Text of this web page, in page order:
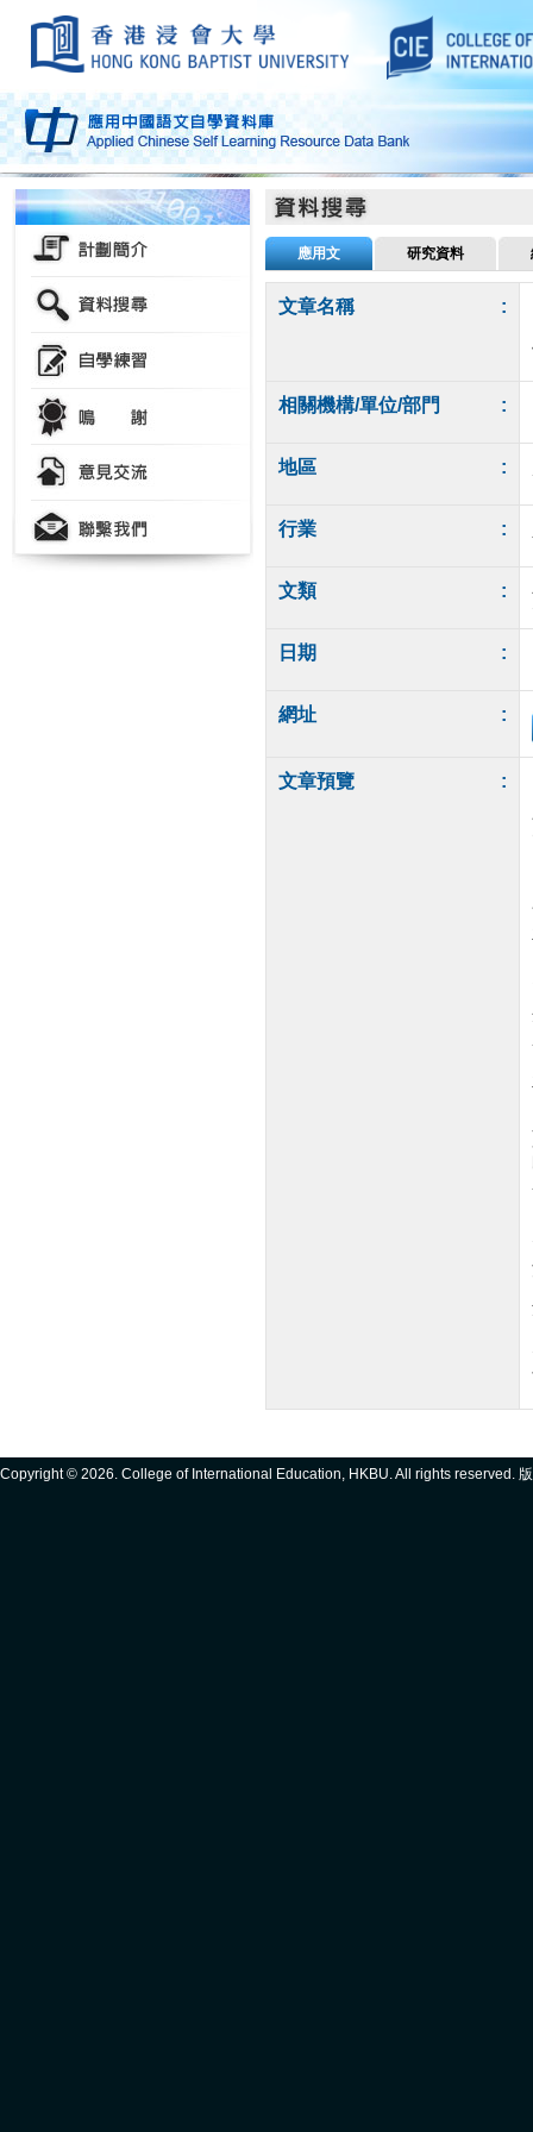
應用文 研究資料
文章名稱 :
相關機構/單位/部門 :
地區 :
行業 :
文類 :
日期 :
網址 :
文章預覽 :
Copyright © 2026. College of International Education, HKBU. All rights reserved.